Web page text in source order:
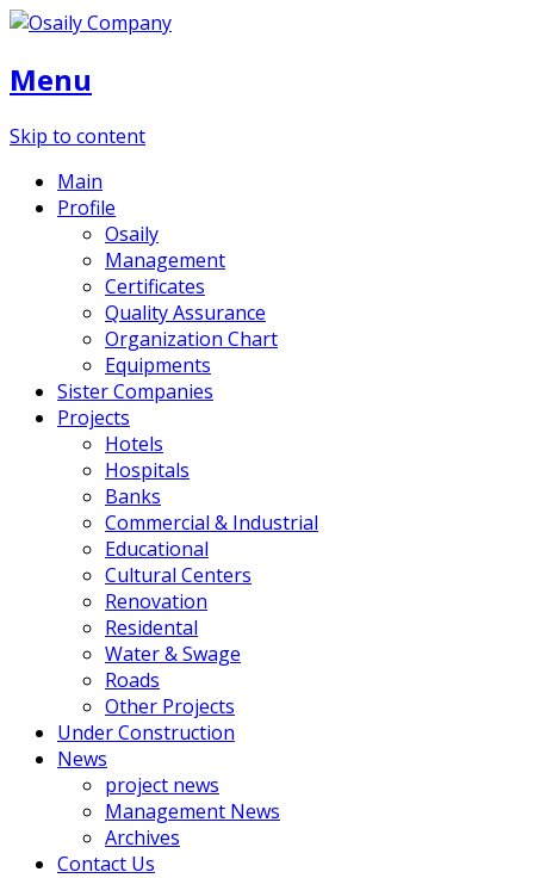
Menu
Skip to content
Main
Profile
Osaily
Management
Certificates
Quality Assurance
Organization Chart
Equipments
Sister Companies
Projects
Hotels
Hospitals
Banks
Commercial & Industrial
Educational
Cultural Centers
Renovation
Residental
Water & Swage
Roads
Other Projects
Under Construction
News
project news
Management News
Archives
Contact Us